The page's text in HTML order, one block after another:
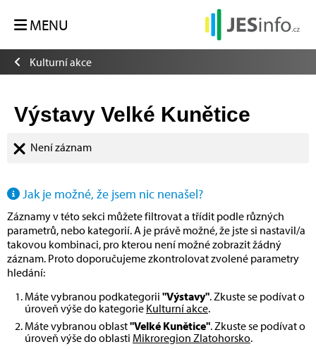
MENU
Kulturní akce
Výstavy Velké Kunětice
Není záznam
Jak je možné, že jsem nic nenašel?
Záznamy v této sekci můžete filtrovat a třídit podle různých
parametrů, nebo kategorií. A je právě možné, že jste si nastavil/a
takovou kombinaci, pro kterou není možné zobrazit žádný
záznam. Proto doporučujeme zkontrolovat zvolené parametry
hledání:
Máte vybranou podkategorii "Výstavy". Zkuste se podívat o
úroveň výše do kategorie Kulturní akce.
Máte vybranou oblast"Velké Kunětice". Zkuste se podívat o
úroveň výše do oblasti Mikroregion Zlatohorsko.